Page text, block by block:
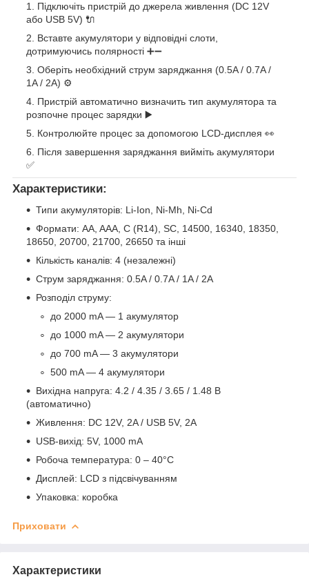
Підключіть пристрій до джерела живлення (DC 12V
або USB 5V) 🔌
Вставте акумулятори у відповідні слоти,
дотримуючись полярності ➕➖
Оберіть необхідний струм заряджання (0.5A / 0.7A /
1A / 2A) ⚙️
Пристрій автоматично визначить тип акумулятора та
розпочне процес зарядки ▶️
Контролюйте процес за допомогою LCD-дисплея 👀
Після завершення заряджання вийміть акумулятори
✅
Характеристики:
Типи акумуляторів: Li-Ion, Ni-Mh, Ni-Cd
Формати: AA, AAA, C (R14), SC, 14500, 16340, 18350,
18650, 20700, 21700, 26650 та інші
Кількість каналів: 4 (незалежні)
Струм заряджання: 0.5A / 0.7A / 1A / 2A
Розподіл струму:
до 2000 mA — 1 акумулятор
до 1000 mA — 2 акумулятори
до 700 mA — 3 акумулятори
500 mA — 4 акумулятори
Вихідна напруга: 4.2 / 4.35 / 3.65 / 1.48 В
(автоматично)
Живлення: DC 12V, 2A / USB 5V, 2A
USB-вихід: 5V, 1000 mA
Робоча температура: 0 – 40°C
Дисплей: LCD з підсвічуванням
Упаковка: коробка
Приховати
Характеристики